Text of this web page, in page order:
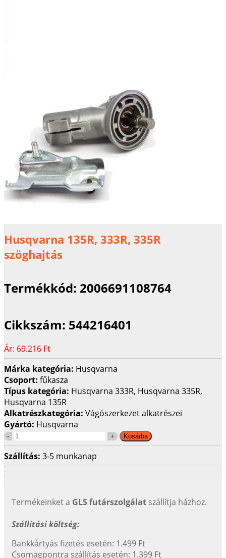
Husqvarna 135R, 333R, 335R
szöghajtás
Termékkód: 2006691108764
Cikkszám: 544216401
Ár: 69.216 Ft
Márka kategória: Husqvarna
Csoport: fűkasza
Típus kategória: Husqvarna 333R, Husqvarna 335R,
Husqvarna 135R
Alkatrészkategória: Vágószerkezet alkatrészei
Gyártó: Husqvarna
Szállítás: 3-5 munkanap
Termékeinket a GLS futárszolgálat szállítja házhoz.
Szállítási költség:
Bankkártyás fizetés esetén: 1.499 Ft
Csomagpontra szállítás esetén: 1.399 Ft